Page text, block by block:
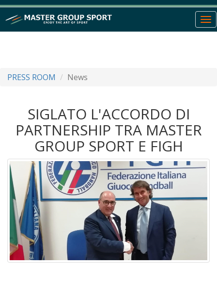
PRESS ROOM News
SIGLATO L'ACCORDO DI
PARTNERSHIP TRA MASTER
GROUP SPORT E FIGH